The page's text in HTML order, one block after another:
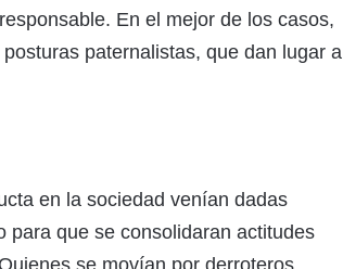
En el mejor de los casos,
paternalistas, que dan lugar a
en la sociedad venían dadas
para que se consolidaran actitudes
se movían por derroteros